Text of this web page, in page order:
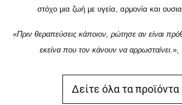
στόχο μια ζωή με υγεία, αρμονία και
«Πριν θεραπεύσεις κάποιον, ρώτησε αν είναι
εκείνα που τον κάνουν να αρρωσταίνει.»,
Δείτε όλα τα προϊόντα